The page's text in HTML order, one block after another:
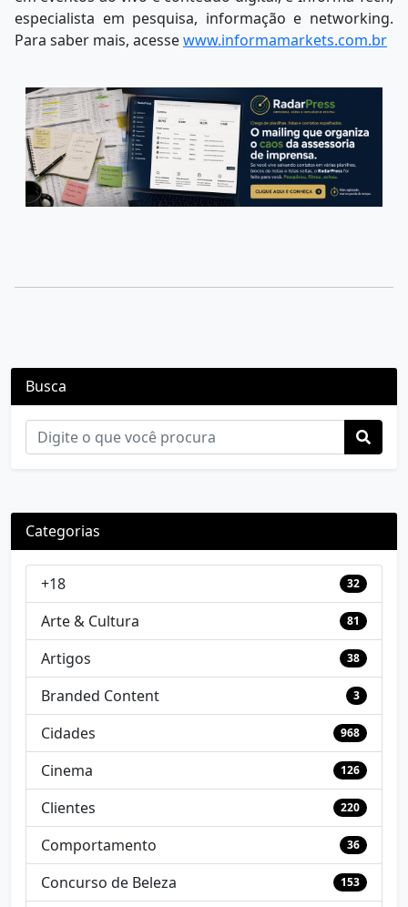
especialista em pesquisa, informação e networking.
Para saber mais, acessewww.informamarkets.com.br
Busca
Categorias
+18 32
Arte & Cultura 81
Artigos 38
Branded Content 3
Cidades 968
Cinema 126
Clientes 220
Comportamento 36
Concurso de Beleza 153